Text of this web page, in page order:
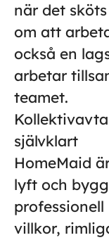
när det
om att
också en
arbetar
teamet.
självklart
HomeMaid
lyft och
professionell
villkor,